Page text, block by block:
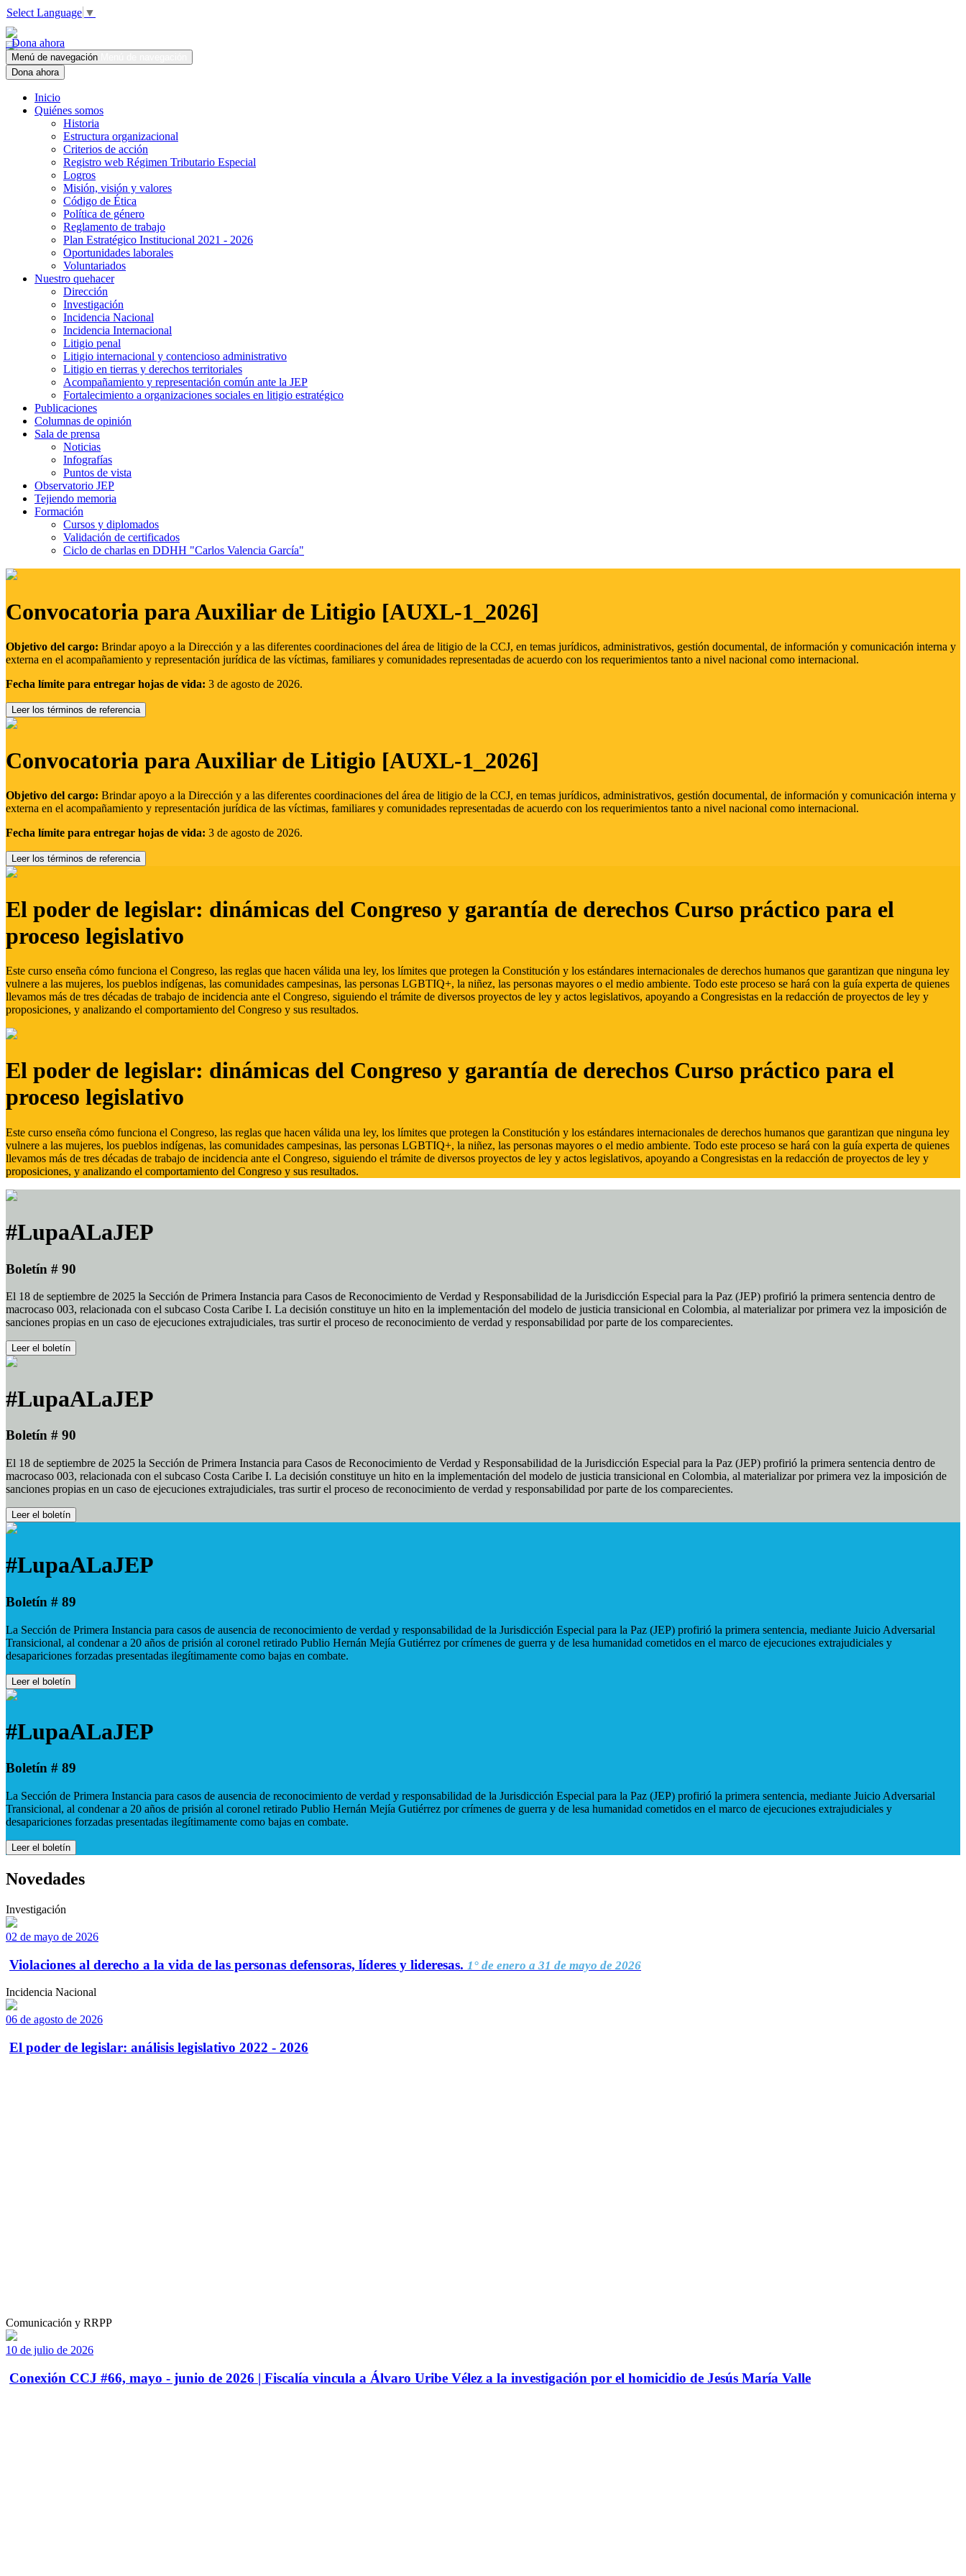
Select Language ▼
Dona ahora
Menú de navegación
Dona ahora
Inicio
Quiénes somos
Historia
Estructura organizacional
Criterios de acción
Registro web Régimen Tributario Especial
Logros
Misión, visión y valores
Código de Ética
Política de género
Reglamento de trabajo
Plan Estratégico Institucional 2021 - 2026
Oportunidades laborales
Voluntariados
Nuestro quehacer
Dirección
Investigación
Incidencia Nacional
Incidencia Internacional
Litigio penal
Litigio internacional y contencioso administrativo
Litigio en tierras y derechos territoriales
Acompañamiento y representación común ante la JEP
Fortalecimiento a organizaciones sociales en litigio estratégico
Publicaciones
Columnas de opinión
Sala de prensa
Noticias
Infografías
Puntos de vista
Observatorio JEP
Tejiendo memoria
Formación
Cursos y diplomados
Validación de certificados
Ciclo de charlas en DDHH "Carlos Valencia García"
Convocatoria para Auxiliar de Litigio [AUXL-1_2026]
Objetivo del cargo: Brindar apoyo a la Dirección y a las diferentes coordinaciones del área de litigio de la CCJ, en temas jurídicos, administrativos, gestión documental, de información y comunicación interna y
externa en el acompañamiento y representación jurídica de las víctimas, familiares y comunidades representadas de acuerdo con los requerimientos tanto a nivel nacional como internacional.
Fecha límite para entregar hojas de vida: 3 de agosto de 2026.
Leer los términos de referencia
Convocatoria para Auxiliar de Litigio [AUXL-1_2026]
Objetivo del cargo: Brindar apoyo a la Dirección y a las diferentes coordinaciones del área de litigio de la CCJ, en temas jurídicos, administrativos, gestión documental, de información y comunicación interna y
externa en el acompañamiento y representación jurídica de las víctimas, familiares y comunidades representadas de acuerdo con los requerimientos tanto a nivel nacional como internacional.
Fecha límite para entregar hojas de vida: 3 de agosto de 2026.
Leer los términos de referencia
El poder de legislar: dinámicas del Congreso y garantía de derechos Curso práctico para el
proceso legislativo
Este curso enseña cómo funciona el Congreso, las reglas que hacen válida una ley, los límites que protegen la Constitución y los estándares internacionales de derechos humanos que garantizan que ninguna ley
vulnere a las mujeres, los pueblos indígenas, las comunidades campesinas, las personas LGBTIQ+, la niñez, las personas mayores o el medio ambiente. Todo este proceso se hará con la guía experta de quienes
llevamos más de tres décadas de trabajo de incidencia ante el Congreso, siguiendo el trámite de diversos proyectos de ley y actos legislativos, apoyando a Congresistas en la redacción de proyectos de ley y
proposiciones, y analizando el comportamiento del Congreso y sus resultados.
El poder de legislar: dinámicas del Congreso y garantía de derechos Curso práctico para el
proceso legislativo
Este curso enseña cómo funciona el Congreso, las reglas que hacen válida una ley, los límites que protegen la Constitución y los estándares internacionales de derechos humanos que garantizan que ninguna ley
vulnere a las mujeres, los pueblos indígenas, las comunidades campesinas, las personas LGBTIQ+, la niñez, las personas mayores o el medio ambiente. Todo este proceso se hará con la guía experta de quienes
llevamos más de tres décadas de trabajo de incidencia ante el Congreso, siguiendo el trámite de diversos proyectos de ley y actos legislativos, apoyando a Congresistas en la redacción de proyectos de ley y
proposiciones, y analizando el comportamiento del Congreso y sus resultados.
#LupaALaJEP
Boletín # 90
El 18 de septiembre de 2025 la Sección de Primera Instancia para Casos de Reconocimiento de Verdad y Responsabilidad de la Jurisdicción Especial para la Paz (JEP) profirió la primera sentencia dentro de
macrocaso 003, relacionada con el subcaso Costa Caribe I. La decisión constituye un hito en la implementación del modelo de justicia transicional en Colombia, al materializar por primera vez la imposición de
sanciones propias en un caso de ejecuciones extrajudiciales, tras surtir el proceso de reconocimiento de verdad y responsabilidad por parte de los comparecientes.
Leer el boletín
#LupaALaJEP
Boletín # 90
El 18 de septiembre de 2025 la Sección de Primera Instancia para Casos de Reconocimiento de Verdad y Responsabilidad de la Jurisdicción Especial para la Paz (JEP) profirió la primera sentencia dentro de
macrocaso 003, relacionada con el subcaso Costa Caribe I. La decisión constituye un hito en la implementación del modelo de justicia transicional en Colombia, al materializar por primera vez la imposición de
sanciones propias en un caso de ejecuciones extrajudiciales, tras surtir el proceso de reconocimiento de verdad y responsabilidad por parte de los comparecientes.
Leer el boletín
#LupaALaJEP
Boletín # 89
La Sección de Primera Instancia para casos de ausencia de reconocimiento de verdad y responsabilidad de la Jurisdicción Especial para la Paz (JEP) profirió la primera sentencia, mediante Juicio Adversarial
Transicional, al condenar a 20 años de prisión al coronel retirado Publio Hernán Mejía Gutiérrez por crímenes de guerra y de lesa humanidad cometidos en el marco de ejecuciones extrajudiciales y
desapariciones forzadas presentadas ilegítimamente como bajas en combate.
Leer el boletín
#LupaALaJEP
Boletín # 89
La Sección de Primera Instancia para casos de ausencia de reconocimiento de verdad y responsabilidad de la Jurisdicción Especial para la Paz (JEP) profirió la primera sentencia, mediante Juicio Adversarial
Transicional, al condenar a 20 años de prisión al coronel retirado Publio Hernán Mejía Gutiérrez por crímenes de guerra y de lesa humanidad cometidos en el marco de ejecuciones extrajudiciales y
desapariciones forzadas presentadas ilegítimamente como bajas en combate.
Leer el boletín
Novedades
Investigación
02 de mayo de 2026
Violaciones al derecho a la vida de las personas defensoras, líderes y lideresas. 1° de enero a 31 de mayo de 2026
Incidencia Nacional
06 de agosto de 2026
El poder de legislar: análisis legislativo 2022 - 2026
Comunicación y RRPP
10 de julio de 2026
Conexión CCJ #66, mayo - junio de 2026 | Fiscalía vincula a Álvaro Uribe Vélez a la investigación por el homicidio de Jesús María Valle